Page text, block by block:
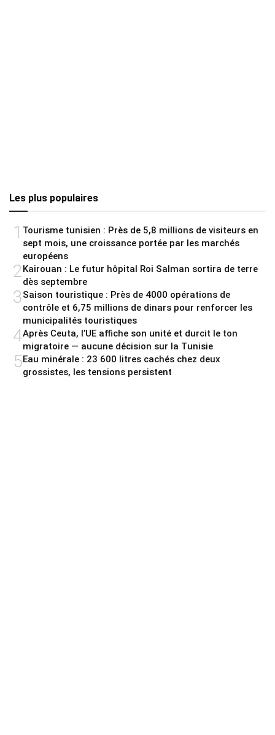
Les plus populaires
1 Tourisme tunisien : Près de 5,8 millions de visiteurs en
sept mois, une croissance portée par les marchés
européens
2Kairouan : Le futur hôpital Roi Salman sortira de terre
dès septembre
3Saison touristique : Près de 4000 opérations de
contrôle et 6,75 millions de dinars pour renforcer les
municipalités touristiques
4Après Ceuta, l’UE affiche son unité et durcit le ton
migratoire — aucune décision sur la Tunisie
5Eau minérale : 23 600 litres cachés chez deux
grossistes, les tensions persistent